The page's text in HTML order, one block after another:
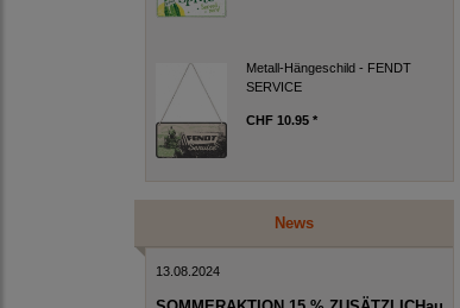
Metall-Hängeschild - FENDT
SERVICE
CHF 10.95 *
News
13.08.2024